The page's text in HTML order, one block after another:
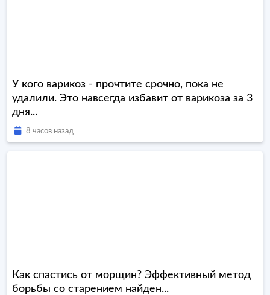
У кого варикоз - прочтите срочно, пока не
удалили. Это навсегда избавит от варикоза за 3
дня...
8 часов назад
Как спастись от морщин? Эффективный метод
борьбы со старением найден...